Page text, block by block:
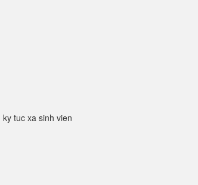
tuc xa sinh vien